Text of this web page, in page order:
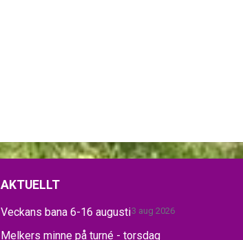
AKTUELLT
Veckans bana 6-16 augusti3 aug 2026
Melkers minne på turné - torsdag